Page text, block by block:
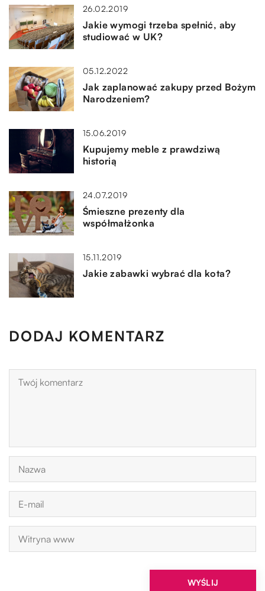
26.02.2019
Jakie wymogi trzeba spełnić, aby
studiować w UK?
05.12.2022
Jak zaplanować zakupy przed Bożym
Narodzeniem?
15.06.2019
Kupujemy meble z prawdziwą
historią
24.07.2019
Śmieszne prezenty dla
współmałżonka
15.11.2019
Jakie zabawki wybrać dla kota?
DODAJ KOMENTARZ